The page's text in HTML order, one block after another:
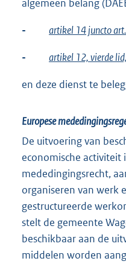
algemeen belang
- artikel 14 juncto
- artikel 12, vierde
en deze dienst te
Europese
De uitvoering van
economische activiteit
mededingingsrecht,
organiseren van werk
gestructureerde
stelt de gemeente
beschikbaar aan de
middelen worden